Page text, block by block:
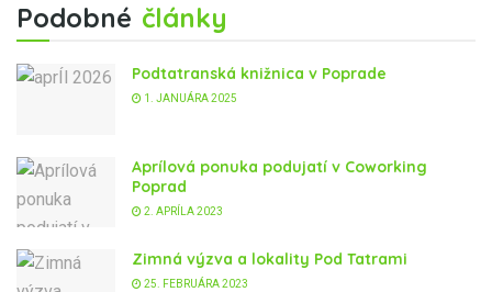
Podobné články
Podtatranská knižnica v Poprade
1. JANUÁRA 2025
Aprílová ponuka podujatí v Coworking
Poprad
2. APRÍLA 2023
Zimná výzva a lokality Pod Tatrami
25. FEBRUÁRA 2023